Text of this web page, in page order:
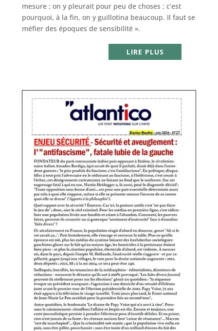
mesure ; on y pleurait pour peu de choses ; c’est
pourquoi, à la fin, on y guillotina beaucoup. Il faut se
méfier des époques de sensibilité ».
LIRE PLUS